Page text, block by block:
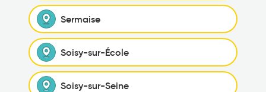
Sermaise
Soisy-sur-École
Soisy-sur-Seine